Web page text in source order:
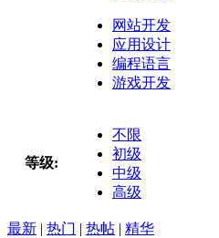
网站开发
应用设计
编程语言
游戏开发
等级:
不限
初级
中级
高级
最新 | 热门 | 热帖 | 精华